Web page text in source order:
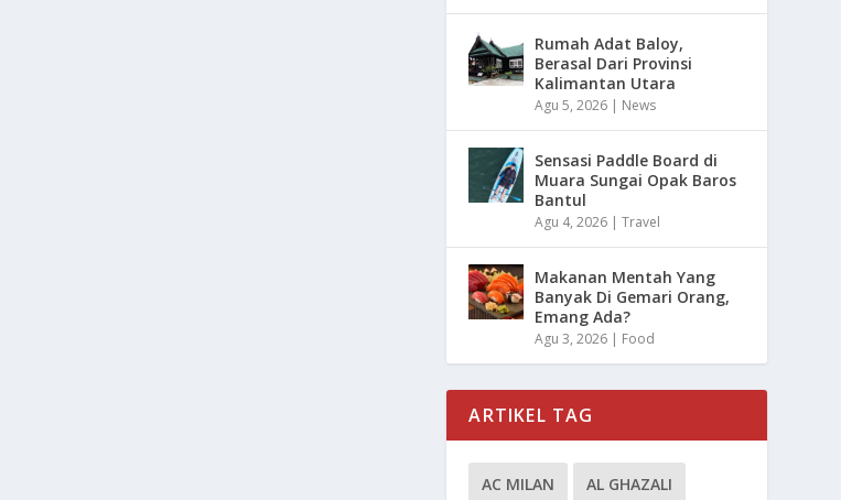
Rumah Adat Baloy,
Berasal Dari Provinsi
Kalimantan Utara
Agu 5, 2026 | News
Sensasi Paddle Board di
Muara Sungai Opak Baros
Bantul
Agu 4, 2026 |Travel
Makanan Mentah Yang
Banyak Di Gemari Orang,
Emang Ada?
Agu 3, 2026 | Food
ARTIKEL TAG
AC MILAN AL GHAZALI